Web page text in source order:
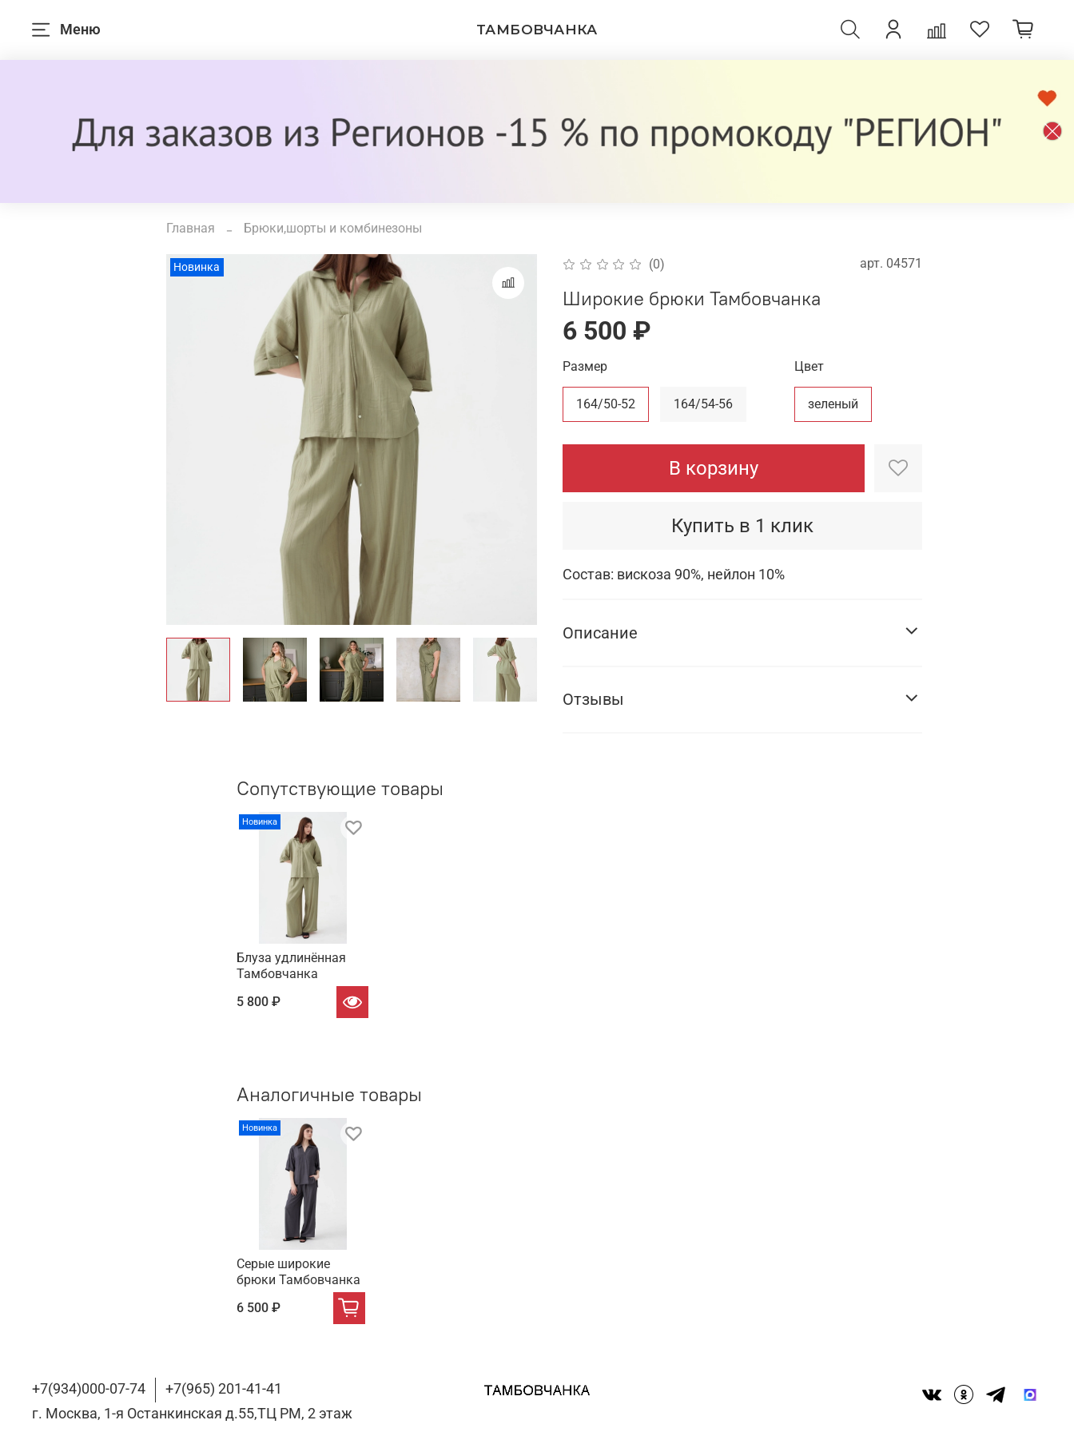
Меню ТАМБОВЧАНКА
Главная Брюки,шорты и комбинезоны
Новинка (0) арт. 04571
Широкие брюки Тамбовчанка
6 500 ₽
В корзину
Купить в 1 клик
Размер
164/50-52 164/54-56
Цвет
зеленый
Состав: вискоза 90%, нейлон 10%
Описание
Отзывы
Сопутствующие товары
Новинка
Блуза удлинённая
Тамбовчанка
5 800 ₽
Аналогичные товары
Новинка
Серые широкие
брюки Тамбовчанка
6 500 ₽
+7(934)000-07-74
+7(965) 201-41-41
г. Москва, 1-я Останкинская д.55,ТЦ РМ, 2 этаж